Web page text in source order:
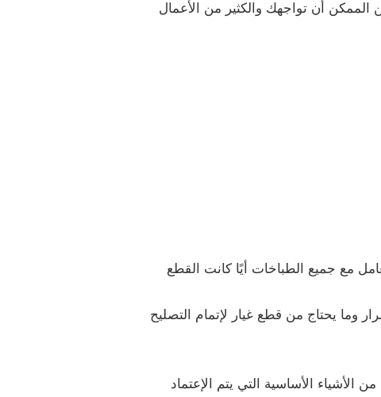
أن تواجهك والكثير من الأعمال
مع جميع الطباخات أيًا كانت القطع
وما يحتاج من قطع غيار لإتمام التصليح
الأساسية التي يتم الإعتماد